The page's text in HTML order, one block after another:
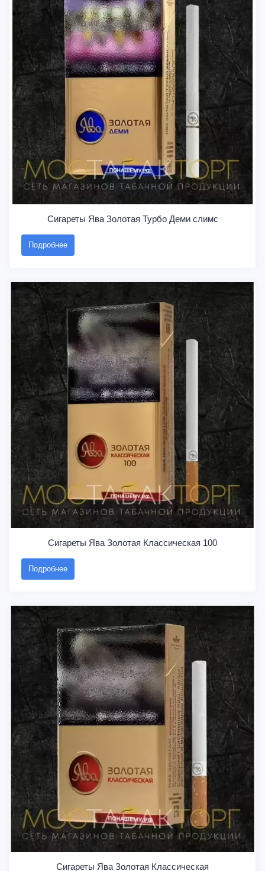
Сигареты Ява Золотая Турбо Деми слимс
Подробнее
Сигареты Ява Золотая Классическая 100
Подробнее
Сигареты Ява Золотая Классическая